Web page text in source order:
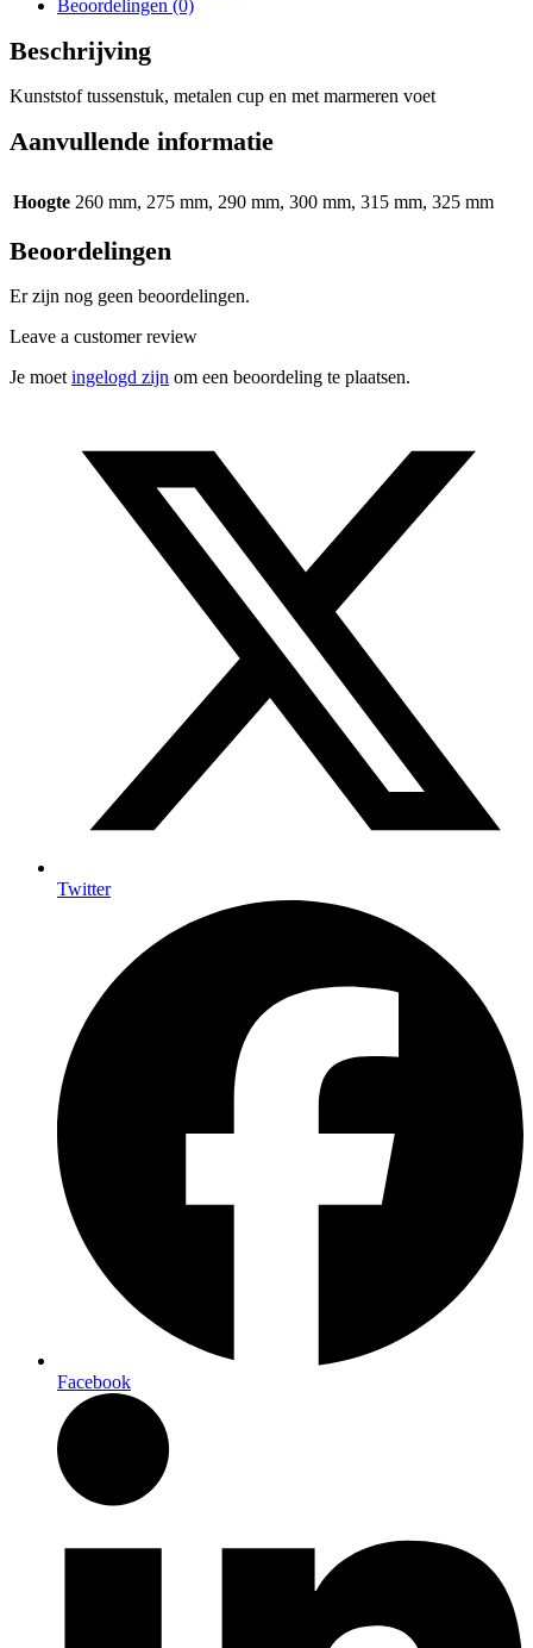
Beoordelingen (0)
Beschrijving
Kunststof tussenstuk, metalen cup en met marmeren voet
Aanvullende informatie
Hoogte 260 mm, 275 mm, 290 mm, 300 mm, 315 mm, 325 mm
Beoordelingen
Er zijn nog geen beoordelingen.
Leave a customer review
Je moet ingelogd zijn om een beoordeling te plaatsen.
Twitter
Facebook